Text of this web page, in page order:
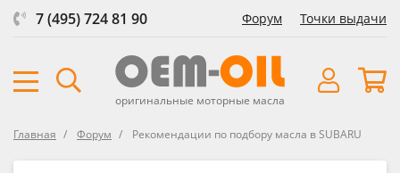
7 (495) 724 81 90 Форум Точки выдачи
оригинальные моторные масла
Главная Форум Рекомендации по подбору масла в SUBARU